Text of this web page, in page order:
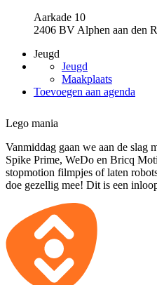
Aarkade 10
2406 BV Alphen aan den
Jeugd
Jeugd
Maakplaats
Toevoegen aan agenda
Lego mania
Vanmiddag gaan we aan de slag
Spike Prime, WeDo en Bricq
stopmotion filmpjes of laten
doe gezellig mee! Dit is een